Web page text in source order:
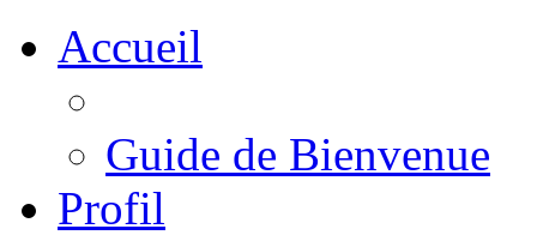
Accueil
Guide de Bienvenue
Profil